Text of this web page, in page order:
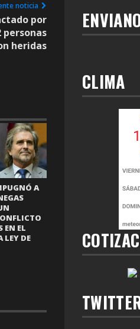
noticia
por
personas
heridas
A
EN EL
LEY DE
CLIMA